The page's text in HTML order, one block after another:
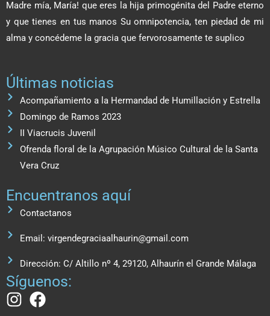
Madre mía, María! que eres la hija primogénita del Padre eterno
y que tienes en tus manos Su omnipotencia, ten piedad de mi
alma y concédeme la gracia que fervorosamente te suplico
Últimas noticias
Acompañamiento a la Hermandad de Humillación y Estrella
Domingo de Ramos 2023
II Viacrucis Juvenil
Ofrenda floral de la Agrupación Músico Cultural de la Santa
Vera Cruz
Encuentranos aquí
Contactanos
Email: virgendegraciaalhaurin@gmail.com
Dirección: C/ Altillo nº 4, 29120, Alhaurín el Grande Málaga
Síguenos: